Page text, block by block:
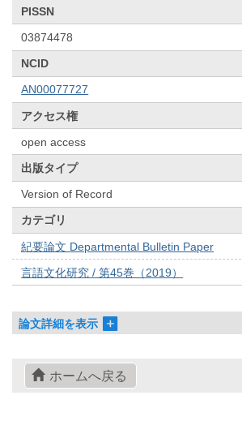
PISSN
03874478
NCID
AN00077727
アクセス権
open access
出版タイプ
Version of Record
カテゴリ
紀要論文 Departmental Bulletin Paper
言語文化研究 / 第45巻（2019）
論文詳細を表示
ホームへ戻る